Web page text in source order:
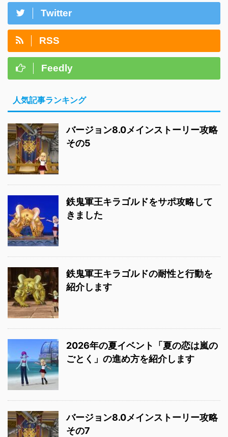
Twitter
RSS
Feedly
人気記事ランキング
バージョン8.0メインストーリー攻略
その5
鉄鬼軍王キラゴルドをサポ攻略して
きました
鉄鬼軍王キラゴルドの耐性と行動を
紹介します
2026年の夏イベント「夏の恋は嵐の
ごとく」の進め方を紹介します
バージョン8.0メインストーリー攻略
その7